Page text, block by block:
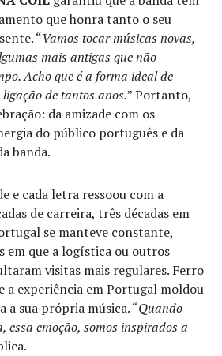
que honra tanto o seu
“Vamos tocar músicas novas,
mais antigas que não
Acho que é a forma ideal de
de tantos anos.” Portanto,
da amizade com os
do público português e da
banda.
e cada letra ressoou com a
de carreira, três décadas em
se manteve constante,
em que a logística ou outros
visitas mais regulares. Ferro
a experiência em Portugal moldou
a sua própria música. “Quando
essa emoção, somos inspirados a